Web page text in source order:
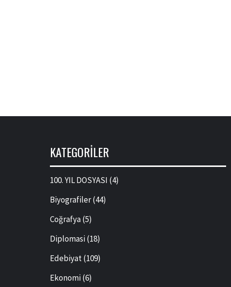
KATEGORILER
100. YIL DOSYASI (4)
Biyografiler(44)
Coğrafya(5)
Diplomasi(18)
Edebiyat(109)
Ekonomi(6)